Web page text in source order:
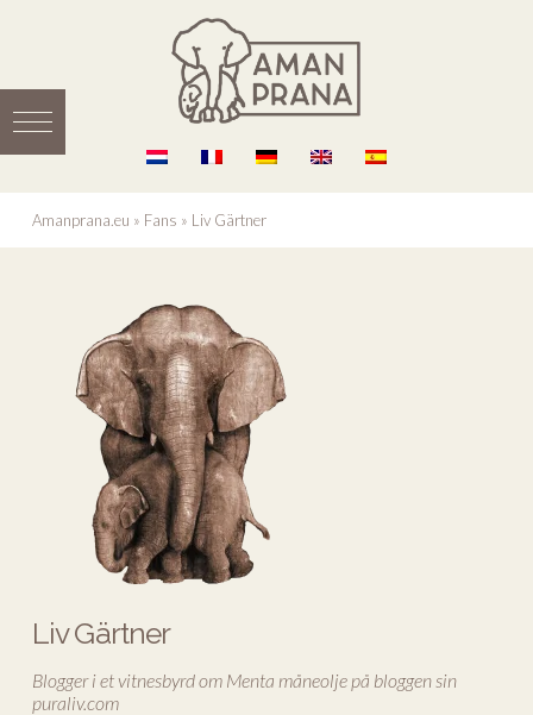
Amanprana.eu » Fans » Liv Gärtner
Liv Gärtner
Blogger i et vitnesbyrd om Menta måneolje på bloggen sin
puraliv.com